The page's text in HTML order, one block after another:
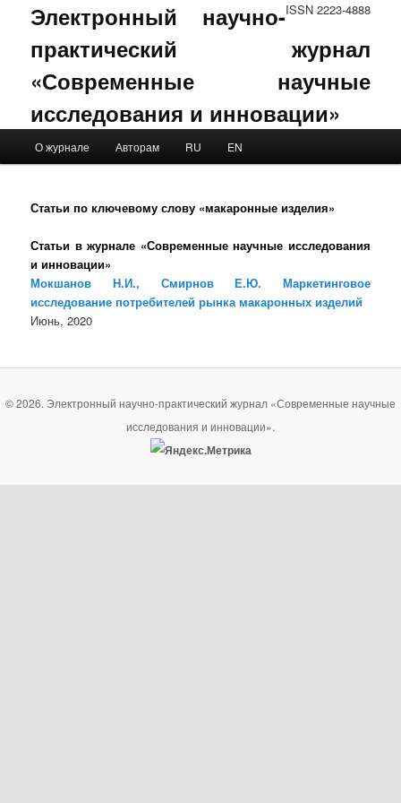
ISSN 2223-4888
Электронный научно-
практический журнал
«Современные научные
исследования и инновации»
Skip to primary content
Skip to secondary content
О журнале Авторам RU EN
Статьи по ключевому слову «макаронные изделия»
Статьи в журнале «Современные научные исследования
и инновации»
Мокшанов Н.И., Смирнов Е.Ю. Маркетинговое
исследование потребителей рынка макаронных изделий
Июнь, 2020
© 2026. Электронный научно-практический журнал «Современные научные
исследования и инновации».